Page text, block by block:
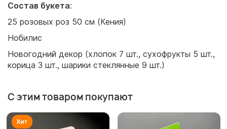
Состав букета:
25 розовых роз 50 см (Кения)
Нобилис
Новогодний декор (хлопок 7 шт., сухофрукты 5 шт.,
корица 3 шт., шарики стеклянные 9 шт.)
С этим товаром покупают